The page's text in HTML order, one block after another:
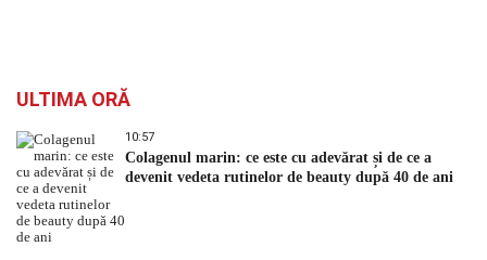
ULTIMA ORĂ
10:57
Colagenul marin: ce este cu adevărat și de ce a
devenit vedeta rutinelor de beauty după 40 de ani